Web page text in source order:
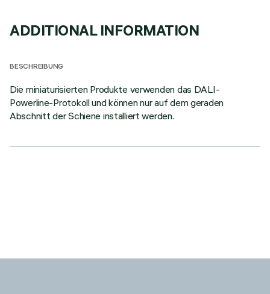
ADDITIONAL INFORMATION
BESCHREIBUNG
Die miniaturisierten Produkte verwenden das DALI-
Powerline-Protokoll und können nur auf dem geraden
Abschnitt der Schiene installiert werden.